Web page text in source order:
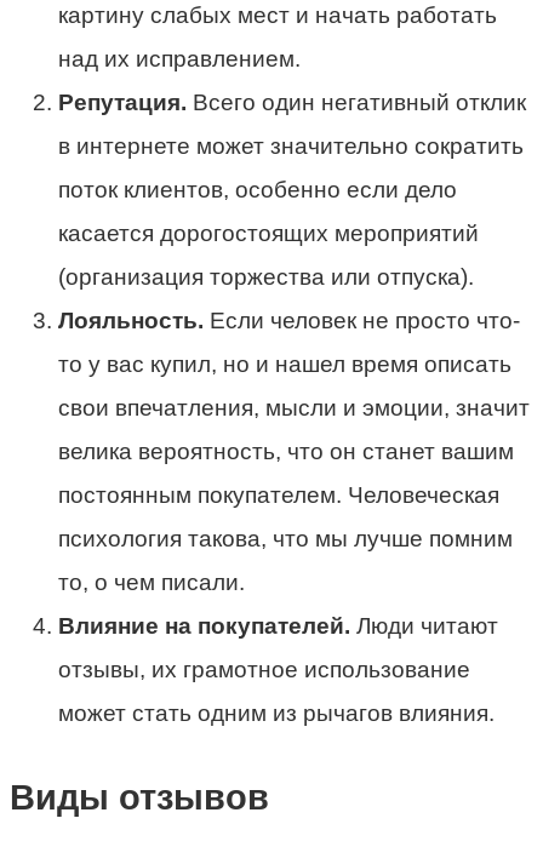
картину слабых мест и начать работать
над их исправлением.
Репутация. Всего один негативный отклик
в интернете может значительно сократить
поток клиентов, особенно если дело
касается дорогостоящих мероприятий
(организация торжества или отпуска).
Лояльность. Если человек не просто что-
то у вас купил, но и нашел время описать
свои впечатления, мысли и эмоции, значит
велика вероятность, что он станет вашим
постоянным покупателем. Человеческая
психология такова, что мы лучше помним
то, о чем писали.
Влияние на покупателей. Люди читают
отзывы, их грамотное использование
может стать одним из рычагов влияния.
Виды отзывов